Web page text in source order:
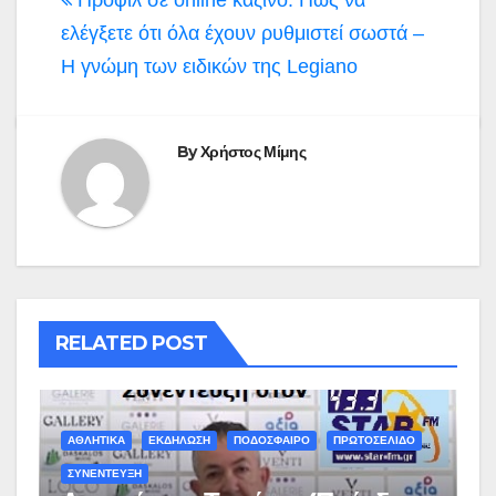
ελέγξετε ότι όλα έχουν ρυθμιστεί σωστά –
Η γνώμη των ειδικών της Legiano
ByΧρήστος Μίμης
RELATED POST
ΑΘΛΗΤΙΚΑ ΕΚΔΗΛΩΣΗ ΠΟΔΟΣΦΑΙΡΟ ΠΡΩΤΟΣΕΛΙΔΟ
ΣΥΝΕΝΤΕΥΞΗ